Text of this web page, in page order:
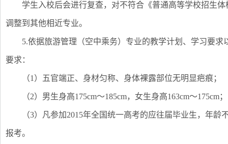
学生入校后会进行复查，对不符合《普通高等学校招生
调整到其他相近专业。
5.依据旅游管理（空中乘务）专业的教学计划、学习要
要求：
（1）五官端正、身材匀称、身体裸露部位无明显疤痕；
（2）男生身高175cm～185cm，女生身高163cm～175cm；
（3）凡参加2015年全国统一高考的应往届毕业生，年
报考。